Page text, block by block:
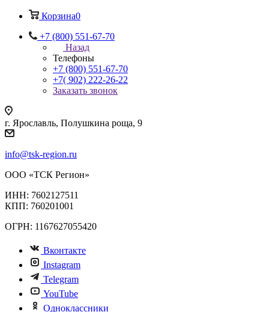
Корзина0
+7 (800) 551-67-70
Назад
Телефоны
+7 (800) 551-67-70
+7( 902) 222-26-22
Заказать звонок
г. Ярославль, Полушкина роща, 9
info@tsk-region.ru
ООО «ТСК Регион»
ИНН: 7602127511
КПП: 760201001
ОГРН: 1167627055420
Вконтакте
Instagram
Telegram
YouTube
Одноклассники